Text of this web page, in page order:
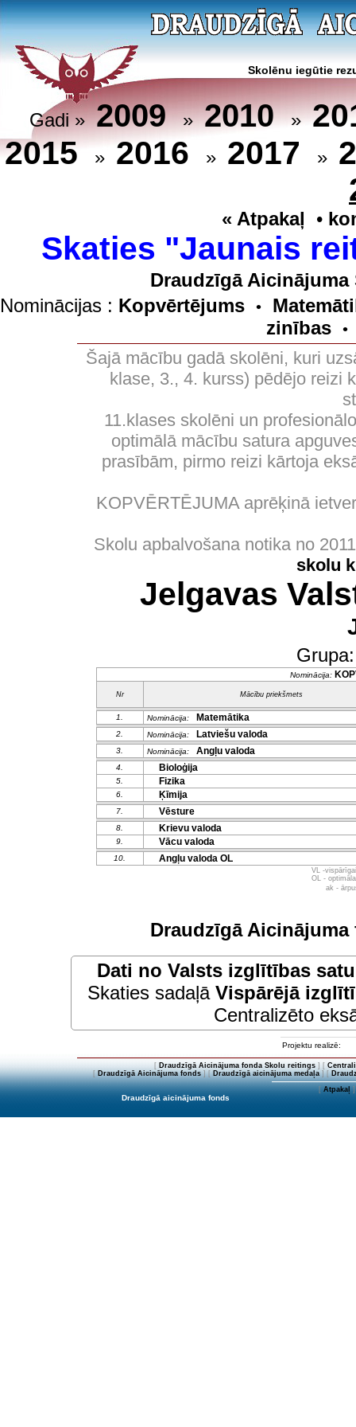
Skolēnu iegūtie
Gadi »2009»2010»
2015 » 2016 » 2017 »
« Atpakaļ •
Skaties "Jaunais
Draudzīgā
Nominācijas : Kopvērtējums •
zinības
•
Šajā mācību gadā skolēni, kuri
klase, 3., 4. kurss) pēdējo reizi
11.klases skolēni un
optimālā mācību satura
prasībām, pirmo reizi kārtoja
KOPVĒRTĒJUMA aprēķinā
Skolu apbalvošana notika no
skolu
Jelgavas
Nominācija:
Nr Mācību priekšmets
1. Nominācija: Matemātika
2. Nominācija: Latviešu valoda
3. Nominācija: Angļu valoda
4. Bioloģija
5. Fizika
6. Ķīmija
7. Vēsture
8. Krievu valoda
9. Vācu valoda
10. Angļu valoda OL
VL -
OL -
ak -
Draudzīgā
Dati no Valsts izglītības
Skaties sadaļā Vispārējā
Centralizēto
Projektu realizē:
[ Draudzīgā Aicinājuma fonda Skolu reitings] [
[Draudzīgā Aicinājuma fonds] [Draudzīgā aicinājuma medaļa] [
[Atpakaļ]
Draudzīgā aicinājuma fonds